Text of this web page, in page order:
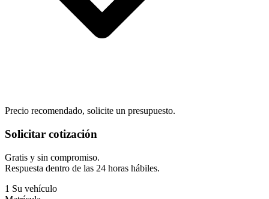
Precio recomendado, solicite un presupuesto.
Solicitar cotización
Gratis y sin compromiso.
Respuesta dentro de las 24 horas hábiles.
1 Su vehículo